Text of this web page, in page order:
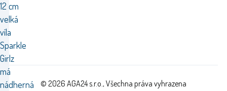
12 cm
velká
víla
Sparkle
Girlz
má
nádherná
© 2026 AGA24 s.r.o., Všechna práva vyhrazena